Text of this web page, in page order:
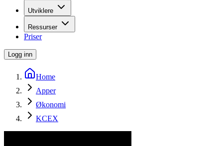
Utviklere
Ressurser
Priser
Logg inn
Home
Apper
Økonomi
KCEX